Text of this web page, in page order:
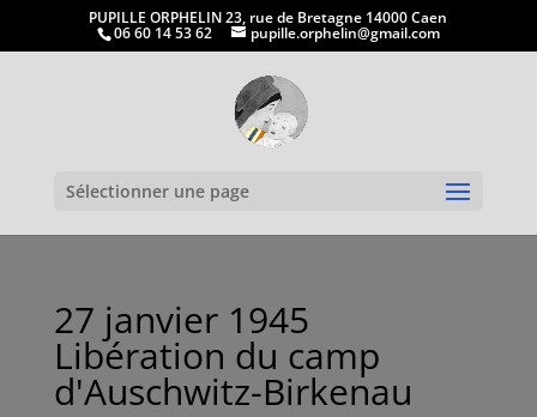
PUPILLE ORPHELIN 23, rue de Bretagne 14000 Caen
06 60 14 53 62 pupille.orphelin@gmail.com
Sélectionner une page
27 janvier 1945
Libération du camp
d'Auschwitz-Birkenau